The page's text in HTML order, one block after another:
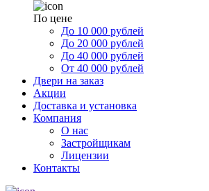
По цене
До 10 000 рублей
До 20 000 рублей
До 40 000 рублей
От 40 000 рублей
Двери на заказ
Акции
Доставка и установка
Компания
О нас
Застройщикам
Лицензии
Контакты